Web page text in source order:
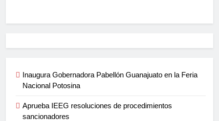
Inaugura Gobernadora Pabellón Guanajuato en la Feria
Nacional Potosina
Aprueba IEEG resoluciones de procedimientos
sancionadores